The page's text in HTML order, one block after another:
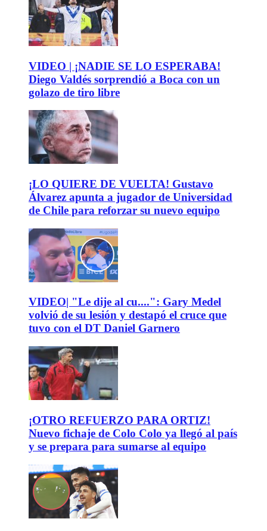
VIDEO | ¡NADIE SE LO ESPERABA!
Diego Valdés sorprendió a Boca con un
golazo de tiro libre
¡LO QUIERE DE VUELTA! Gustavo
Álvarez apunta a jugador de Universidad
de Chile para reforzar su nuevo equipo
VIDEO| "Le dije al cu....": Gary Medel
volvió de su lesión y destapó el cruce que
tuvo con el DT Daniel Garnero
¡OTRO REFUERZO PARA ORTIZ!
Nuevo fichaje de Colo Colo ya llegó al país
y se prepara para sumarse al equipo